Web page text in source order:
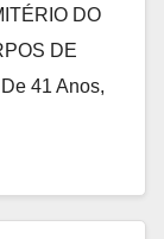
DO
DE
41 Anos,